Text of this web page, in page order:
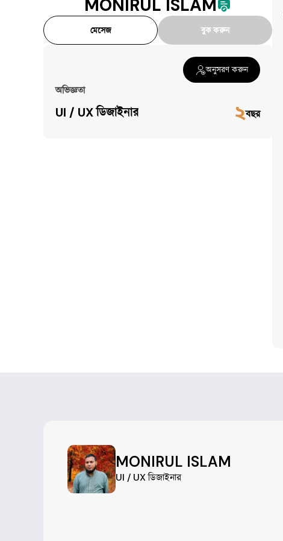
MONIRUL ISLAM
মেসেজ বুক করুন
অনুসরণ করুন
অভিজ্ঞতা
UI / UX ডিজাইনার ২বছর
MONIRUL ISLAM
UI / UX ডিজাইনার